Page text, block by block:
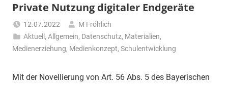
Private Nutzung digitaler Endgeräte
12.07.2022
M Fröhlich
Aktuell ,Allgemein, Datenschutz, Materialien,
Medienerziehung, Medienkonzept, Schulentwicklung
Mit der Novellierung von Art. 56 Abs. 5 des Bayerischen